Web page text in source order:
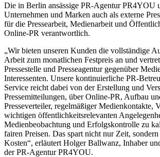
Die in Berlin ansässige PR-Agentur PR4YOU
Unternehmen und Marken auch als externe
für die Pressearbeit, Medienarbeit und
Online-PR verantwortlich.
„Wir bieten unseren Kunden die vollständige
Arbeit zum monatlichen Festpreis an und
Pressestelle und Presseagentur gegenüber
Interessenten. Unsere kontinuierliche PR-
Service reicht dabei von der Erstellung und
Pressemitteilungen, über Online-PR, Aufbau
Presseverteiler, regelmäßiger Medienkontakte,
wichtigen öffentlichkeitsrelevanten
Medienbeobachtung und Erfolgskontrolle zu
fairen Preisen. Das spart nicht nur Zeit,
Kosten“, erläutert Holger Ballwanz, Inhaber
der PR-Agentur PR4YOU.